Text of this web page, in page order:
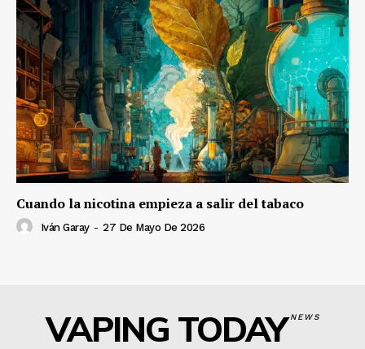
Cuando la nicotina empieza a salir del tabaco
Iván Garay - 27 De Mayo De 2026
VAPING TODAYNEWS